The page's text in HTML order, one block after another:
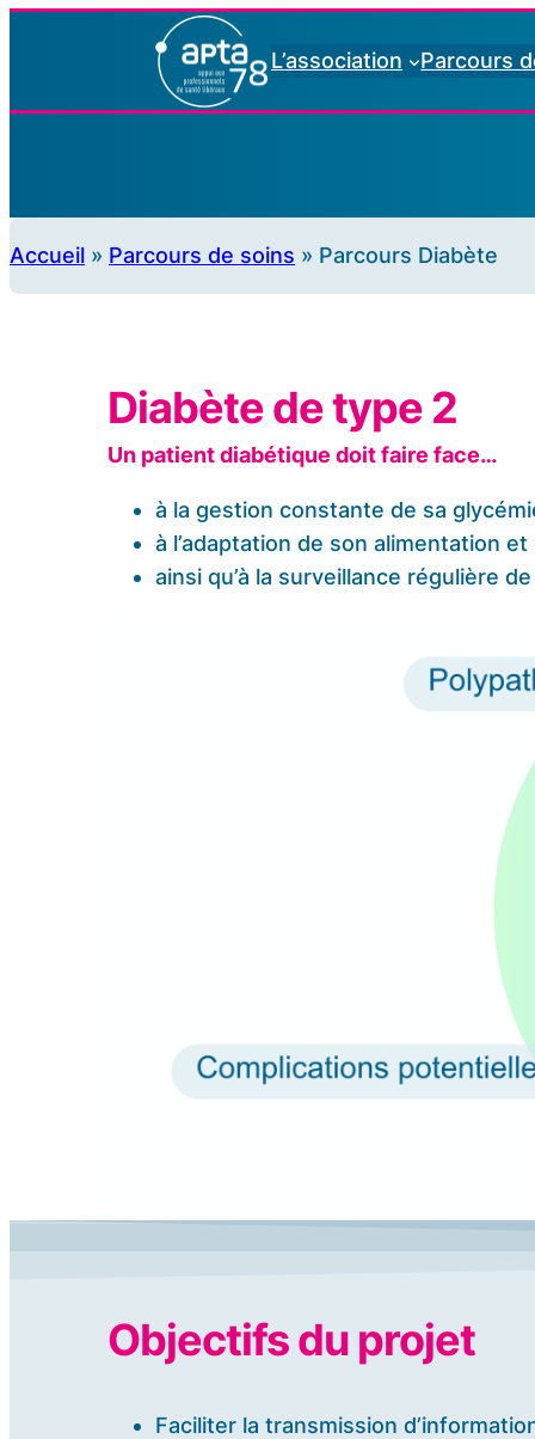
L’association Parcours
Accueil » Parcours de soins » Parcours Diabète
Diabète de type 2
Un patient diabétique doit faire face…
à la gestion constante de sa
à l’adaptation de son alimentation
ainsi qu’à la surveillance régulière
Objectifs du projet
Faciliter la transmission